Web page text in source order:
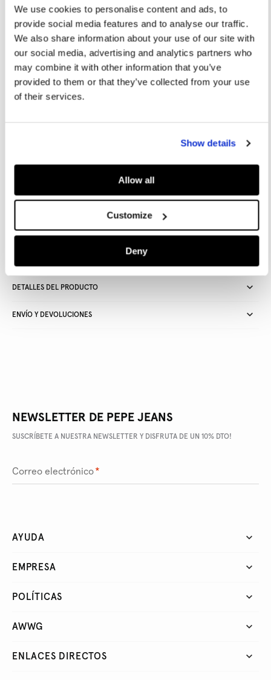
We use cookies to personalise content and ads, to
provide social media features and to analyse our traffic.
We also share information about your use of our site with
our social media, advertising and analytics partners who
may combine it with other information that you’ve
provided to them or that they’ve collected from your use
of their services.
Show details
Allow all
Customize
Deny
32 33
34
SELECCIONAR LONGITUD:
30 32
Recogida gratuita en tienda
50€ y devolución gratuita
DETALLES DEL PRODUCTO
ENVÍO Y DEVOLUCIONES
NEWSLETTER DE PEPE JEANS
SUSCRÍBETE A NUESTRA NEWSLETTER Y DISFRUTA DE UN 10% DTO!
Correo electrónico*
AYUDA
EMPRESA
POLÍTICAS
AWWG
ENLACES DIRECTOS